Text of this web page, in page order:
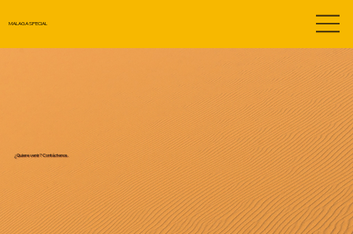
MALAGA SPECIAL
¿Quiere venir? Contáctenos.